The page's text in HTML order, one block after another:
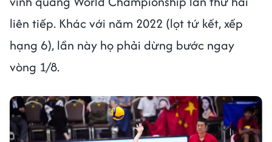
liên tiếp. Khác với năm 2022 (lọt tứ kết, xếp
hạng 6), lần này họ phải dừng bước ngay
vòng 1/8.